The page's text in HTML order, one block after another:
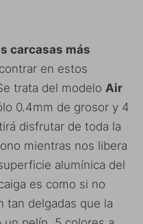
carcasas más
en estos
trata del modelo Air
0.4mm de grosor y 4
disfrutar de toda la
mientras nos libera
alumínica del
es como si no
tan delgadas que la